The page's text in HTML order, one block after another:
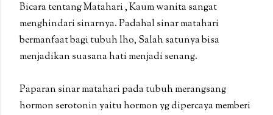
Bicara tentang Matahari , Kaum wanita sangat
menghindari sinarnya. Padahal sinar matahari
bermanfaat bagi tubuh lho, Salah satunya bisa
menjadikan suasana hati menjadi senang.
Paparan sinar matahari pada tubuh merangsang
hormon serotonin yaitu hormon yg dipercaya memberi